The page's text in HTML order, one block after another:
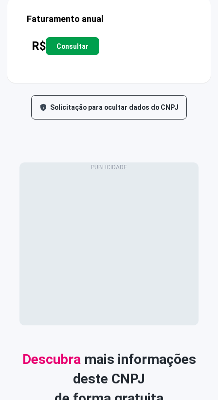
Faturamento anual
R$ Consultar
Solicitação para ocultar dados do CNPJ
Descubra mais informações
deste CNPJ